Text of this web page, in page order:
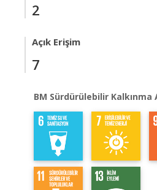
2
Açık Erişim
7
BM Sürdürülebilir Kalkınma